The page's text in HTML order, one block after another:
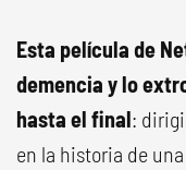
Esta película de
demencia y lo
hasta el final:
en la historia de